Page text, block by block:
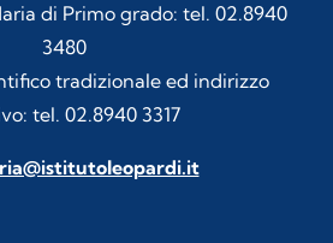
di Primo grado: tel. 02.8940
3480
tradizionale ed indirizzo
tel. 02.8940 3317